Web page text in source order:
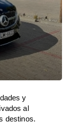
y
al
destinos.